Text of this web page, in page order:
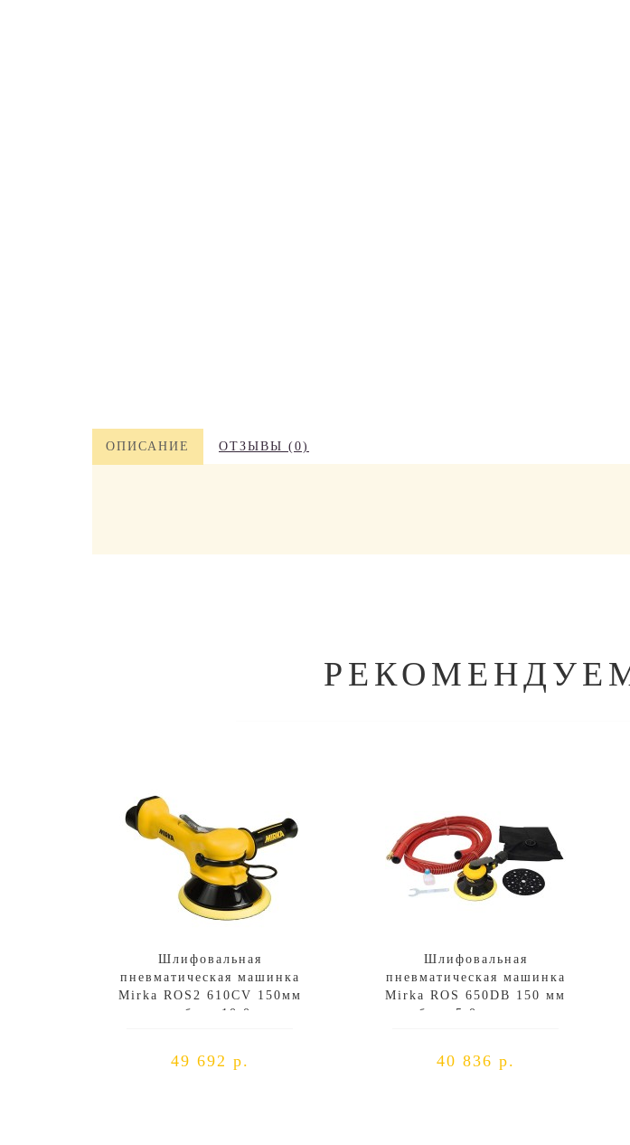
ОПИСАНИЕ ОТЗЫВЫ (0)
Шлифовальная
пневматическая машинка
Mirka ROS2 610CV 150мм
орбита 10.0
49 692 р.
Шлифовальная
пневматическая машинка
Mirka ROS 650DB 150 мм
орбита 5.0 с мешком
40 836 р.